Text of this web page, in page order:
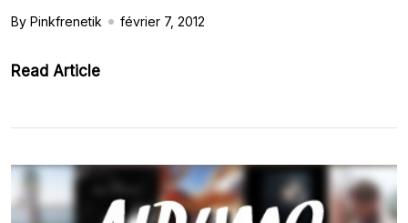
By Pinkfrenetik février 7, 2012
Read Article